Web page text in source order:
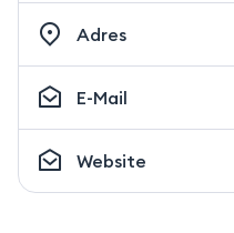
Adres
E-Mail
Website